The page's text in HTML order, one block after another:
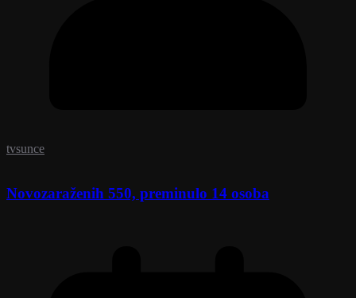
tvsunce
Novozaraženih 550, preminulo 14 osoba